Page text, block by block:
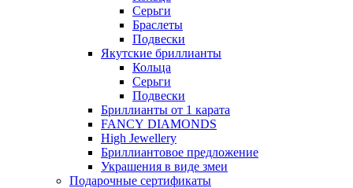
Серьги
Браслеты
Подвески
Якутские бриллианты
Кольца
Серьги
Подвески
Бриллианты от 1 карата
FANCY DIAMONDS
High Jewellery
Бриллиантовое предложение
Украшения в виде змеи
Подарочные сертификаты